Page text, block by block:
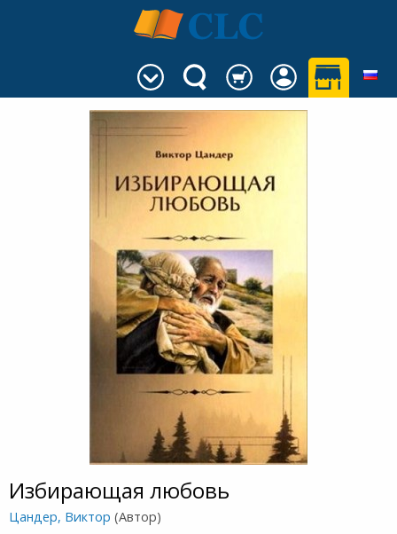
Избирающая любовь
Цандер, Виктор (Автор)